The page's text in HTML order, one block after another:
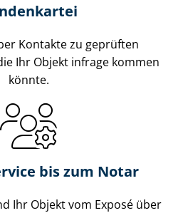
Kontakte zu geprüften
Ihr Objekt infrage kommen
könnte.
bis zum Notar
Ihr Objekt vom Exposé über